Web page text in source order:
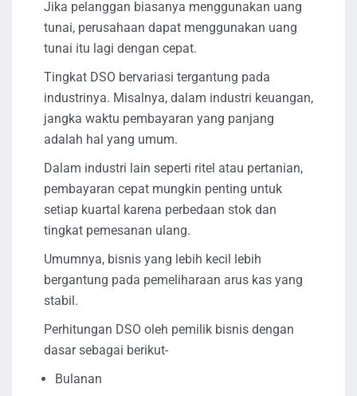
Jika pelanggan biasanya menggunakan uang
tunai, perusahaan dapat menggunakan uang
tunai itu lagi dengan cepat.
Tingkat DSO bervariasi tergantung pada
industrinya. Misalnya, dalam industri keuangan,
jangka waktu pembayaran yang panjang
adalah hal yang umum.
Dalam industri lain seperti ritel atau pertanian,
pembayaran cepat mungkin penting untuk
setiap kuartal karena perbedaan stok dan
tingkat pemesanan ulang.
Umumnya, bisnis yang lebih kecil lebih
bergantung pada pemeliharaan arus kas yang
stabil.
Perhitungan DSO oleh pemilik bisnis dengan
dasar sebagai berikut-
Bulanan